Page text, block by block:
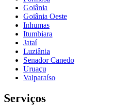
Goiânia
Goiânia Oeste
Inhumas
Itumbiara
Jataí
Luziânia
Senador Canedo
Uruaçu
Valparaíso
Serviços